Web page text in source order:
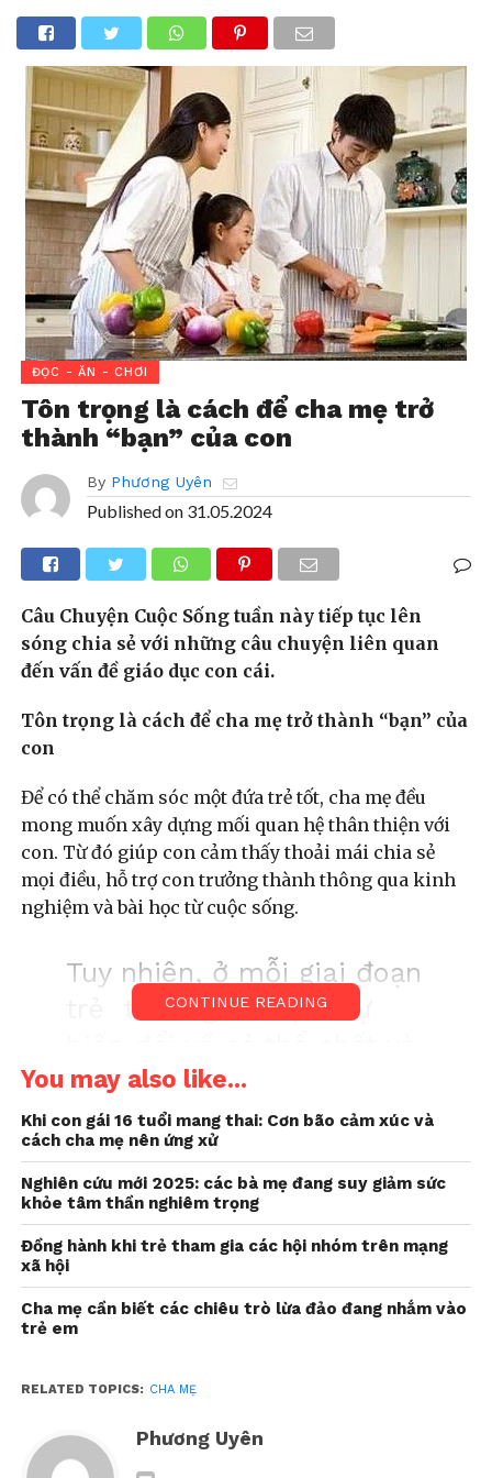
ĐỌC - ĂN - CHƠI
Tôn trọng là cách để cha mẹ trở
thành “bạn” của con
By Phương Uyên
Published on 31.05.2024
Câu Chuyện Cuộc Sống tuần này tiếp tục lên
sóng chia sẻ với những câu chuyện liên quan
đến vấn đề giáo dục con cái.
Tôn trọng là cách để cha mẹ trở thành “bạn” của
con
Để có thể chăm sóc một đứa trẻ tốt, cha mẹ đều
mong muốn xây dựng mối quan hệ thân thiện với
con. Từ đó giúp con cảm thấy thoải mái chia sẻ
mọi điều, hỗ trợ con trưởng thành thông qua kinh
nghiệm và bài học từ cuộc sống.
Tuy nhiên, ở mỗi giai đoạn
trẻ thường trải qua sự
tâm lý.
Đặc biệt là trong giai đoạn dậy thì, khi xuất hiện
nhiều vấn đề giao tiếp và tương tác phức tạp giữa
trẻ và gia đình.
Chị Nguyễn Thị Nga (TP.Hà Nội) cho biết: “Trong
quá trình chuyển từ cấp một lên cấp hai, là giai đoạn
mà các bé thường trở nên bướng bỉnh nhất. Trong
thời gian này, tính cách của các bé thường có sự thay
ràng hơn”.
Tiến sĩ Nguyễn An Thanh, chuyên gia giáo dục, cho
biết: “Sự thay đổi về tâm sinh lý của các con thật sự
CONTINUE READING
You may also like...
Khi con gái 16 tuổi mang thai: Cơn bão cảm xúc và
cách cha mẹ nên ứng xử
Nghiên cứu mới 2025: các bà mẹ đang suy giảm sức
khỏe tâm thần nghiêm trọng
Đồng hành khi trẻ tham gia các hội nhóm trên mạng
xã hội
Cha mẹ cần biết các chiêu trò lừa đảo đang nhắm vào
trẻ em
RELATED TOPICS: CHA MẸ
Phương Uyên